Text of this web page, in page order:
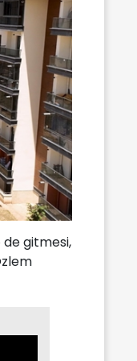
de gitmesi,